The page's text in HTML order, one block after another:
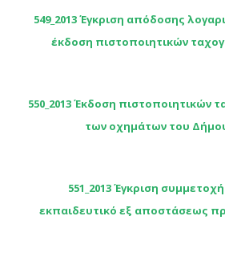
549_2013 Έγκριση απόδοσης
έκδοση πιστοποιητικών
550_2013 Έκδοση πιστοποιητικών
των οχημάτων του
551_2013 Έγκριση
εκπαιδευτικό εξ αποστάσεως